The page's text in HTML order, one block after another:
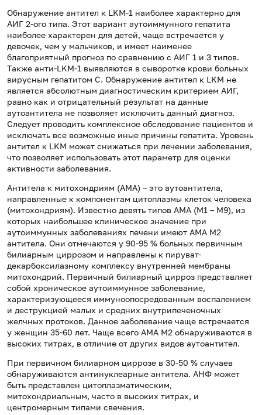
Обнаружение антител к LKM-1 наиболее характерно для
АИГ 2-ого типа. Этот вариант аутоиммунного гепатита
наиболее характерен для детей, чаще встречается у
девочек, чем у мальчиков, и имеет наименее
благоприятный прогноз по сравнению с АИГ 1 и 3 типов.
Также анти-LKM-1 выявляются в сыворотке крови больных
вирусным гепатитом С. Обнаружение антител к LKM не
является абсолютным диагностическим критерием АИГ,
равно как и отрицательный результат на данные
аутоантитела не позволяет исключить данный диагноз.
Следует проводить комплексное обследование пациентов и
исключать все возможные иные причины гепатита. Уровень
антител к LKM может снижаться при лечении заболевания,
что позволяет использовать этот параметр для оценки
активности заболевания.
Антитела к митохондриям (АМА) – это аутоантитела,
направленные к компонентам цитоплазмы клеток человека
(митохондриям). Известно девять типов АМА (М1 – М9), из
которых наибольшее клиническое значение при
аутоиммунных заболеваниях печени имеют АМА М2
антитела. Они отмечаются у 90-95 % больных первичным
билиарным циррозом и направлены к пируват-
декарбоксилазному комплексу внутренней мембраны
митохондрий. Первичный билиарный цирроз представляет
собой хроническое аутоиммунное заболевание,
характеризующееся иммуноопосредованным воспалением
и деструкцией малых и средних внутрипеченочных
желчных протоков. Данное заболевание чаще встречается
у женщин 35-60 лет. Чаще всего АМА М2 обнаруживаются в
высоких титрах, в отличие от других видов аутоантител.
При первичном билиарном циррозе в 30-50 % случаев
обнаруживаются антинуклеарные антитела. АНФ может
быть представлен цитоплазматическим,
митохондриальным, часто в высоких титрах, и
центромерным типами свечения.